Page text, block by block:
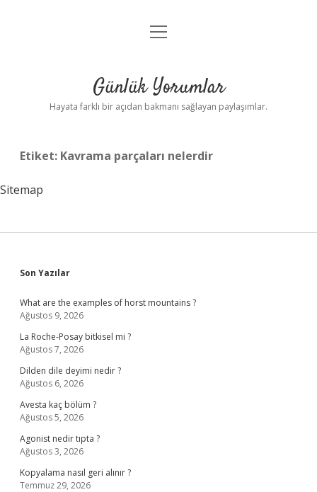
Anasayfa
Yasal Uyarı
menüyü
Günlük Yorumlar
Hayata farklı bir açıdan bakmanı sağlayan paylaşımlar.
Etiket: Kavrama parçaları nelerdir
Sitemap
Sidebar
Son Yazılar
What are the examples of horst mountains ?
Ağustos 9, 2026
La Roche-Posay bitkisel mi ?
Ağustos 7, 2026
Dilden dile deyimi nedir ?
Ağustos 6, 2026
Avesta kaç bölüm ?
Ağustos 5, 2026
Agonist nedir tıpta ?
Ağustos 3, 2026
Kopyalama nasıl geri alınır ?
Temmuz 29, 2026